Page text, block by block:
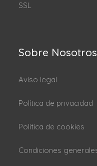
SSL
Sobre Nosotros
Aviso legal
Política de privacidad
Politica de cookies
Condiciones